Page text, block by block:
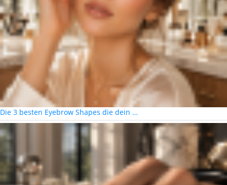
Die 3 besten Eyebrow Shapes die dein …